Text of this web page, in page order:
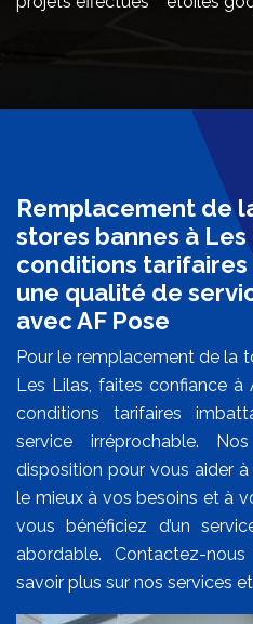
Remplacement de
stores bannes à
conditions
une qualité de
avec AF Pose
Pour le remplacement de la
Les Lilas, faites confiance à
conditions tarifaires
service irréprochable.
disposition pour vous aider
le mieux à vos besoins et à
vous bénéficiez d’un
abordable. Contactez-
savoir plus sur nos services